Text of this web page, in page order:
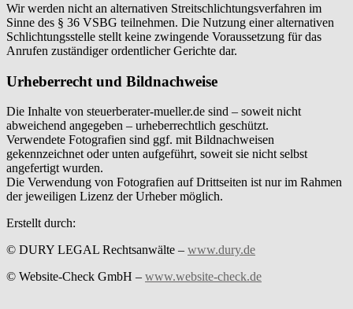
Wir werden nicht an alternativen Streitschlichtungsverfahren im
Sinne des § 36 VSBG teilnehmen. Die Nutzung einer alternativen
Schlichtungsstelle stellt keine zwingende Voraussetzung für das
Anrufen zuständiger ordentlicher Gerichte dar.
Urheberrecht und Bildnachweise
Die Inhalte von steuerberater-mueller.de sind – soweit nicht
abweichend angegeben – urheberrechtlich geschützt.
Verwendete Fotografien sind ggf. mit Bildnachweisen
gekennzeichnet oder unten aufgeführt, soweit sie nicht selbst
angefertigt wurden.
Die Verwendung von Fotografien auf Drittseiten ist nur im Rahmen
der jeweiligen Lizenz der Urheber möglich.
Erstellt durch:
© DURY LEGAL Rechtsanwälte – www.dury.de
© Website-Check GmbH – www.website-check.de